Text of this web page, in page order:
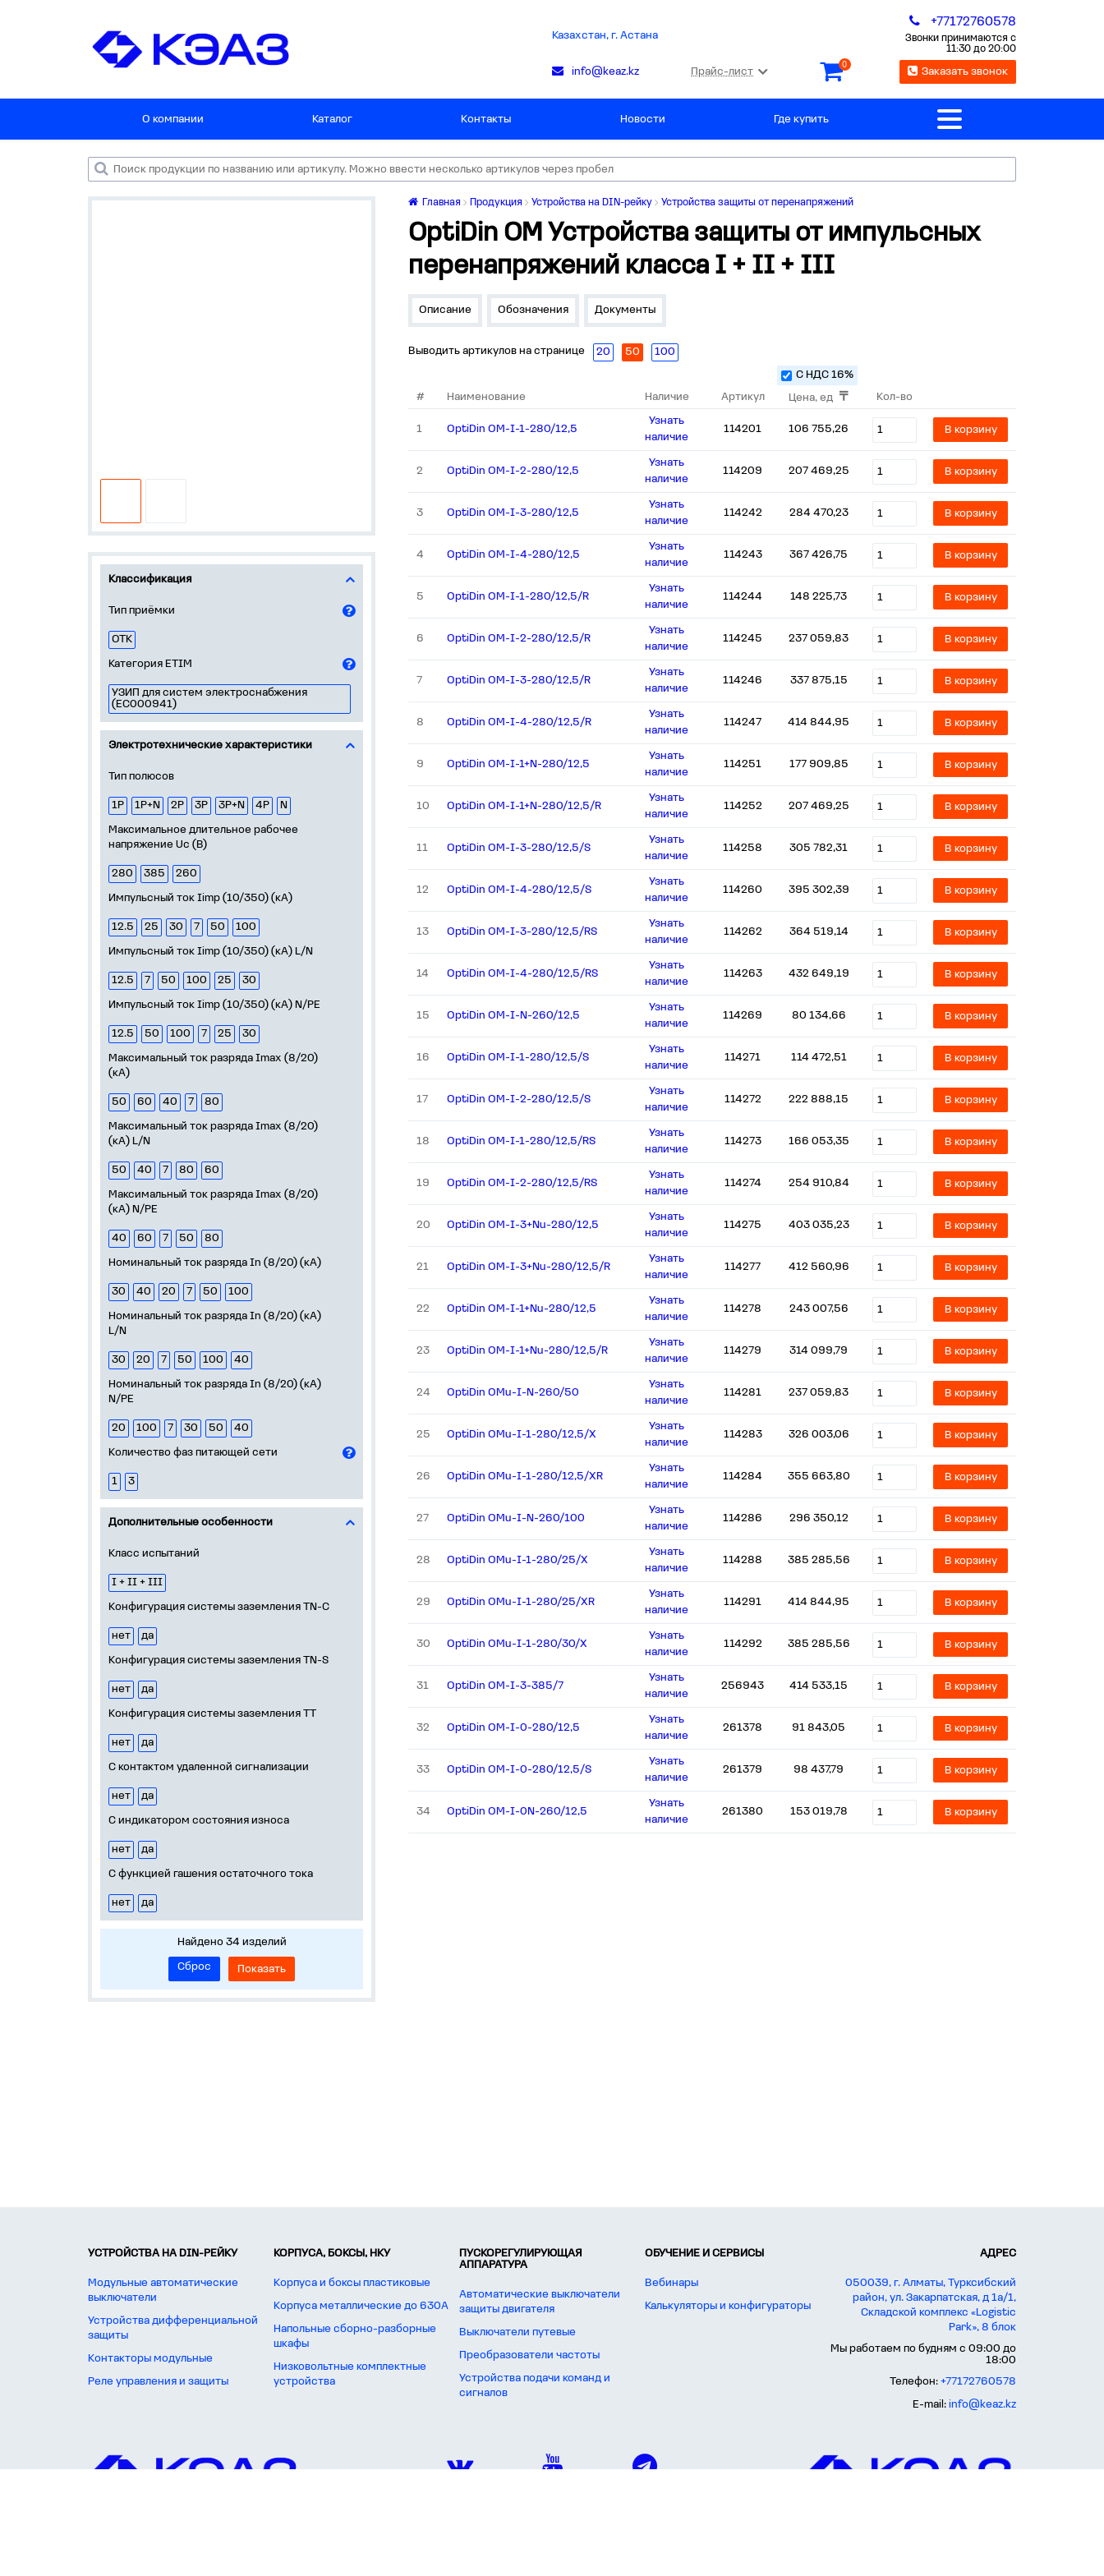
Казахстан, г. Астана
+77172760578
Звонки принимаются с
11:30 до 20:00
info@keaz.kz Прайс-лист
0
Заказать звонок
О компании Каталог Контакты Новости Где купить
Классификация
Тип приёмки
ОТК
Категория ETIM
УЗИП для систем электроснабжения
(EC000941)
Электротехнические характеристики
Тип полюсов
1P 1P+N 2P 3P 3P+N 4P
N
Максимальное длительное рабочее
напряжение Uс (В)
280 385
260
Импульсный ток Iimp (10/350) (кА)
12.5 25 30 7 50
100
Импульсный ток Iimp (10/350) (кА) L/N
12.5 7 50 100 25
30
Импульсный ток Iimp (10/350) (кА) N/PE
12.5 50 100 7 25
30
Максимальный ток разряда Imax (8/20)
(кА)
50 60 40 7
80
Максимальный ток разряда Imax (8/20)
(кА) L/N
50 40 7 80
60
Максимальный ток разряда Imax (8/20)
(кА) N/PE
40 60 7 50
80
Номинальный ток разряда In (8/20) (кА)
30 40 20 7 50
100
Номинальный ток разряда In (8/20) (кА)
L/N
30 20 7 50 100
40
Номинальный ток разряда In (8/20) (кА)
N/PE
20 100 7 30 50
40
Количество фаз питающей сети
1 3
Дополнительные особенности
Класс испытаний
I + II + III
Конфигурация системы заземления TN-C
нет
да
Конфигурация системы заземления TN-S
нет
да
Конфигурация системы заземления TT
нет
да
С контактом удаленной сигнализации
нет
да
С индикатором состояния износа
нет
да
С функцией гашения остаточного тока
нет да
Найдено 34 изделий
Сброс
Показать
Главная Продукция Устройства на DIN-рейку Устройства защиты от перенапряжений
OptiDin OM Устройства защиты от импульсных
перенапряжений класса I + II + III
Описание Обозначения Документы
Выводить артикулов на странице 20 50 100
# Наименование Наличие Артикул Цена, ед
С НДС 16%
Кол-во
1 OptiDin OM-I-1-280/12,5
Узнать
наличие
114201 106 755,26 В корзину
2 OptiDin OM-I-2-280/12,5
Узнать
наличие
114209 207 469,25 В корзину
3 OptiDin OM-I-3-280/12,5
Узнать
наличие
114242 284 470,23 В корзину
4 OptiDin OM-I-4-280/12,5
Узнать
наличие
114243 367 426,75 В корзину
5 OptiDin OM-I-1-280/12,5/R
Узнать
наличие
114244 148 225,73 В корзину
6 OptiDin OM-I-2-280/12,5/R
Узнать
наличие
114245 237 059,83 В корзину
7 OptiDin OM-I-3-280/12,5/R
Узнать
наличие
114246 337 875,15 В корзину
8 OptiDin OM-I-4-280/12,5/R
Узнать
наличие
114247 414 844,95 В корзину
9 OptiDin OM-I-1+N-280/12,5
Узнать
наличие
114251 177 909,85 В корзину
10 OptiDin OM-I-1+N-280/12,5/R
Узнать
наличие
114252 207 469,25 В корзину
11 OptiDin OM-I-3-280/12,5/S
Узнать
наличие
114258 305 782,31 В корзину
12 OptiDin OM-I-4-280/12,5/S
Узнать
наличие
114260 395 302,39 В корзину
13 OptiDin OM-I-3-280/12,5/RS
Узнать
наличие
114262 364 519,14 В корзину
14 OptiDin OM-I-4-280/12,5/RS
Узнать
наличие
114263 432 649,19 В корзину
15 OptiDin OM-I-N-260/12,5
Узнать
наличие
114269 80 134,66 В корзину
16 OptiDin OM-I-1-280/12,5/S
Узнать
наличие
114271 114 472,51 В корзину
17 OptiDin OM-I-2-280/12,5/S
Узнать
наличие
114272 222 888,15 В корзину
18 OptiDin OM-I-1-280/12,5/RS
Узнать
наличие
114273 166 053,35 В корзину
19 OptiDin OM-I-2-280/12,5/RS
Узнать
наличие
114274 254 910,84 В корзину
20 OptiDin OM-I-3+Nu-280/12,5
Узнать
наличие
114275 403 035,23 В корзину
21 OptiDin OM-I-3+Nu-280/12,5/R
Узнать
наличие
114277 412 560,96 В корзину
22 OptiDin OM-I-1+Nu-280/12,5
Узнать
наличие
114278 243 007,56 В корзину
23 OptiDin OM-I-1+Nu-280/12,5/R
Узнать
наличие
114279 314 099,79 В корзину
24 OptiDin OMu-I-N-260/50
Узнать
наличие
114281 237 059,83 В корзину
25 OptiDin OMu-I-1-280/12,5/X
Узнать
наличие
114283 326 003,06 В корзину
26 OptiDin OMu-I-1-280/12,5/XR
Узнать
наличие
114284 355 663,80 В корзину
27 OptiDin OMu-I-N-260/100
Узнать
наличие
114286 296 350,12 В корзину
28 OptiDin OMu-I-1-280/25/X
Узнать
наличие
114288 385 285,56 В корзину
29 OptiDin OMu-I-1-280/25/XR
Узнать
наличие
114291 414 844,95 В корзину
30 OptiDin OMu-I-1-280/30/X
Узнать
наличие
114292 385 285,56 В корзину
31 OptiDin OM-I-3-385/7
Узнать
наличие
256943 414 533,15 В корзину
32 OptiDin OM-I-0-280/12,5
Узнать
наличие
261378 91 843,05 В корзину
33 OptiDin OM-I-0-280/12,5/S
Узнать
наличие
261379 98 437,79 В корзину
34 OptiDin OM-I-0N-260/12,5
Узнать
наличие
261380 153 019,78 В корзину
УСТРОЙСТВА НА DIN-РЕЙКУ
Модульные автоматические
выключатели
Устройства дифференциальной
защиты
Контакторы модульные
Реле управления и защиты
КОРПУСА, БОКСЫ, НКУ
Корпуса и боксы пластиковые
Корпуса металлические до 630А
Напольные сборно-разборные
шкафы
Низковольтные комплектные
устройства
ПУСКОРЕГУЛИРУЮЩАЯ
АППАРАТУРА
Автоматические выключатели
защиты двигателя
Выключатели путевые
Преобразователи частоты
Устройства подачи команд и
сигналов
ОБУЧЕНИЕ И СЕРВИСЫ
Вебинары
Калькуляторы и конфигураторы
АДРЕС
050039, г. Алматы, Турксибский
район, ул. Закарпатская, д 1а/1,
Складской комплекс «Logistic
Park», 8 блок
Мы работаем по будням с 09:00 до
18:00
Телефон: +77172760578
E-mail: info@keaz.kz